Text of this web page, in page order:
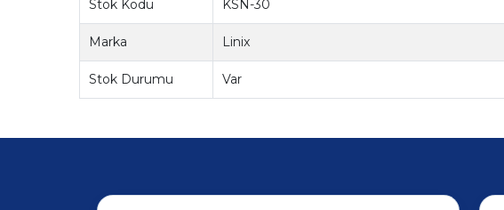
Stok Kodu KSN-30
Marka Linix
Stok Durumu Var